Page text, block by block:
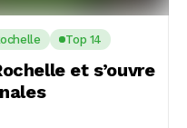
Top 14
et s’ouvre